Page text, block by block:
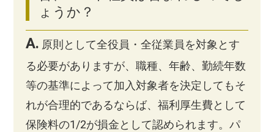
ょうか？
A. 原則として全役員・全従業員を対象とす
る必要がありますが、職種、年齢、勤続年数
等の基準によって加入対象者を決定してもそ
れが合理的であるならば、福利厚生費として
保険料の1/2が損金として認められます。パ